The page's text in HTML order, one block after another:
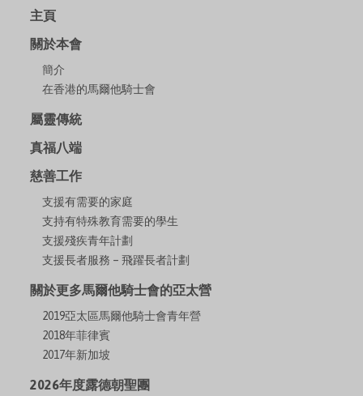
主頁
關於本會
簡介
在香港的馬爾他騎士會
屬靈傳統
真福八端
慈善工作
支援有需要的家庭
支持有特殊教育需要的學生
支援殘疾青年計劃
支援長者服務 – 飛躍長者計劃
關於更多馬爾他騎士會的亞太營
2019亞太區馬爾他騎士會青年營
2018年菲律賓
2017年新加坡
2026年度露德朝聖團